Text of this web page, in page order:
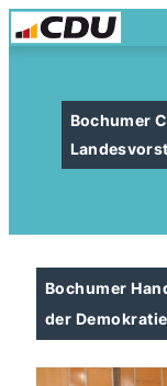
Bochumer
Bochumer
der Demokratie